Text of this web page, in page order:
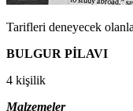
Tarifleri deneyecek
BULGUR PİLAVI
4 kişilik
Malzemeler